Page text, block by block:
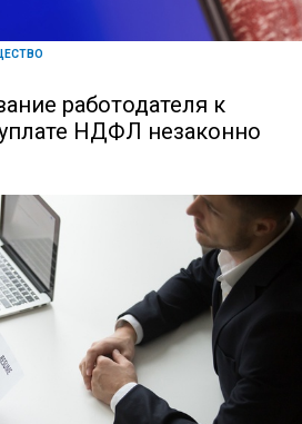
работодателя к
НДФЛ незаконно